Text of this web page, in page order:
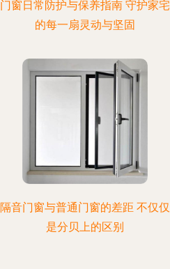
门窗日常防护与保养指南 守护家宅
的每一扇灵动与坚固
隔音门窗与普通门窗的差距 不仅仅
是分贝上的区别